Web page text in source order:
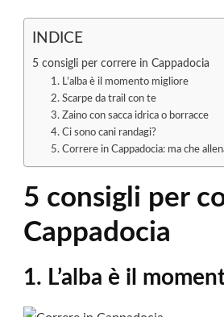
INDICE
5 consigli per correre in Cappadocia
1. L’alba è il momento migliore
2. Scarpe da trail con te
3. Zaino con sacca idrica o borracce
4. Ci sono cani randagi?
5. Correre in Cappadocia: ma che
5 consigli per
Cappadocia
1. L’alba è il